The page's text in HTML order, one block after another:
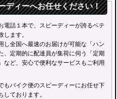
ディーへお任せください！
電話１本で、スピーディーが誇るベテ
ます。
し全国へ最速のお届けが可能な「ハン
、定期的に配達員が集荷に伺う「定期
など、安心で便利なサービスもご利用
もバイク便のスピーディーにお任せ下
ております。